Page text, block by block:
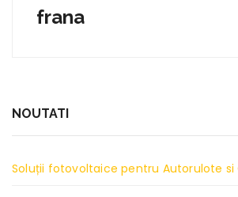
frana
NOUTATI
Soluții fotovoltaice pentru Autorulote si